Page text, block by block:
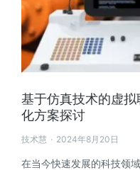
基于仿真技术的虚
化方案探讨
技术慧 2024年8月20日
在当今快速发展的科技领